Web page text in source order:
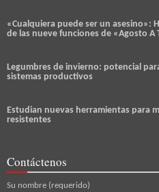
«Cualquiera puede ser un asesino»:
de las nueve funciones de «Agosto A
Legumbres de invierno: potencial
sistemas productivos
Estudian nuevas herramientas para
resistentes
Contáctenos
Su nombre (requerido)